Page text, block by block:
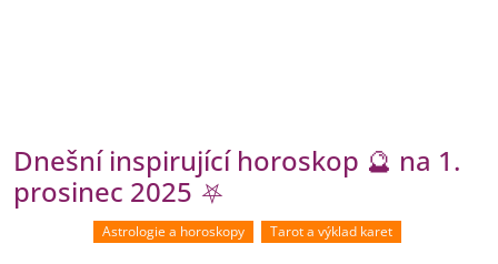
Dnešní inspirující horoskop 🔮 na 1.
prosinec 2025 ⛧
Astrologie a horoskopy Tarot a výklad karet